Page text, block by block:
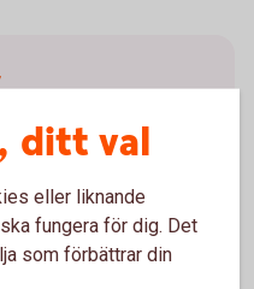
du ska välja?
ditt val
eller liknande
fungera för dig. Det
som förbättrar din